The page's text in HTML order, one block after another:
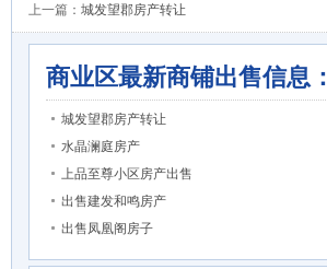
上一篇： 城发望郡房产转让
商业区最新商铺出售信息：
城发望郡房产转让
水晶澜庭房产
上品至尊小区房产出售
出售建发和鸣房产
出售凤凰阁房子